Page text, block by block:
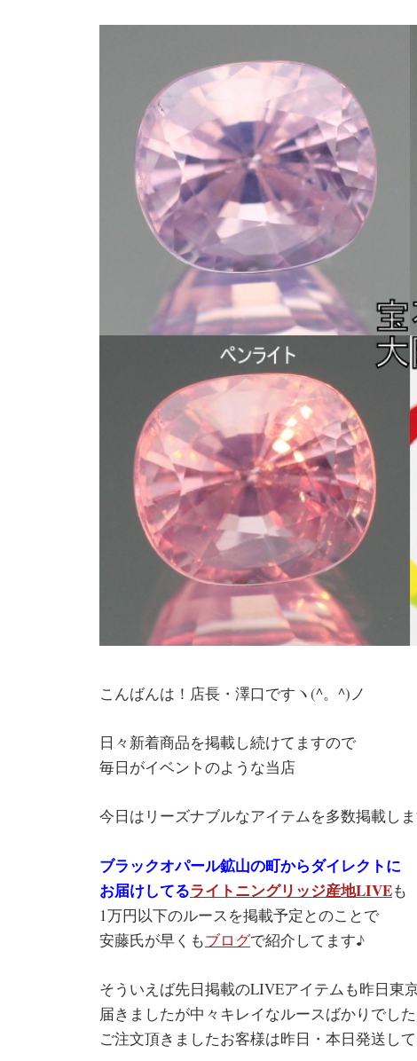
こんばんは！店長・澤口ですヽ(^。^)ノ
日々新着商品を掲載し続けてますので
毎日がイベントのような当店
今日はリーズナブルなアイテムを多数掲載し
ブラックオパール鉱山の町からダイレクトに
お届けしてるライトニングリッジ産地LIVEも
1万円以下のルースを掲載予定とのことで
安藤氏が早くもブログで紹介してます♪
そういえば先日掲載のLIVEアイテムも昨日東
届きましたが中々キレイなルースばかりでした
ご注文頂きましたお客様は昨日・本日発送し